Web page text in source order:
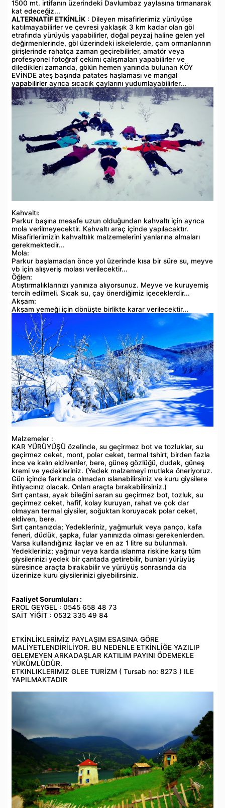
1500 mt. irtifanın üzerindeki Davlumbaz yaylasına tırmanarak
kat edeceğiz...
ALTERNATİF ETKİNLİK : Dileyen misafirlerimiz yürüyüşe
katılmayabilirler ve çevresi yaklaşık 3 km kadar olan göl
etrafında yürüyüş yapabilirler, doğal peyzaj haline gelen yel
değirmenlerinde, göl üzerindeki iskelelerde, çam ormanlarının
girişlerinde rahatça zaman geçirebilirler, amatör veya
profesyonel fotoğraf çekimi çalışmaları yapabilirler ve
diledikleri zamanda, gölün hemen yanında bulunan KÖY
EVİNDE ateş başında patates haşlaması ve mangal
yapabilirler ayrıca sıcacık çaylarını yudumlayabilirler...
Kahvaltı:
Parkur başına mesafe uzun olduğundan kahvaltı için ayrıca
mola verilmeyecektir. Kahvaltı araç içinde yapılacaktır.
Misafirlerimizin kahvaltılık malzemelerini yanlarına almaları
gerekmektedir...
Mola:
Parkur başlamadan önce yol üzerinde kısa bir süre su, meyve
vb için alışveriş molası verilecektir...
Öğlen:
Atıştırmalıklarınızı yanınıza alıyorsunuz. Meyve ve kuruyemiş
tercih edilmeli. Sıcak su, çay önerdiğimiz içeceklerdir...
Akşam:
Akşam yemeği için dönüşte birlikte karar verilecektir...
Malzemeler :
KAR YÜRÜYÜŞÜ özelinde, su geçirmez bot ve tozluklar, su
geçirmez ceket, mont, polar ceket, termal tshirt, birden fazla
ince ve kalın eldivenler, bere, güneş gözlüğü, dudak, güneş
kremi ve yedekleriniz. (Yedek malzemeyi mutlaka öneriyoruz.
Gün içinde farkında olmadan ıslanabilirsiniz ve kuru giysilere
ihtiyacınız olacak. Onları araçta bırakabilirsiniz.)
Sırt çantası, ayak bileğini saran su geçirmez bot, tozluk, su
geçirmez ceket, hafif, kolay kuruyan, rahat ve çok dar
olmayan termal giysiler, soğuktan koruyacak polar ceket,
eldiven, bere.
Sırt çantanızda; Yedekleriniz, yağmurluk veya panço, kafa
feneri, düdük, şapka, fular yanınızda olması gerekenlerden.
Varsa kullandığınız ilaçlar ve en az 1 litre su bulunmalı.
Yedekleriniz; yağmur veya karda ıslanma riskine karşı tüm
giysilerinizi yedek bir çantada getirebilir, bunları yürüyüş
süresince araçta bırakabilir ve yürüyüş sonrasında da
üzerinize kuru giysilerinizi giyebilirsiniz.
Faaliyet Sorumluları :
EROL GEYGEL : 0545 658 48 73
SAİT YİĞİT : 0532 335 49 84
ETKİNLİKLERİMİZ PAYLAŞIM ESASINA GÖRE
MALİYETLENDİRİLİYOR. BU NEDENLE ETKİNLİĞE YAZILIP
GELEMEYEN ARKADAŞLAR KATILIM PAYINI ÖDEMEKLE
YÜKÜMLÜDÜR.
ETKINLIKLERIMIZ GLEE TURİZM ( Tursab no: 8273 ) ILE
YAPILMAKTADIR